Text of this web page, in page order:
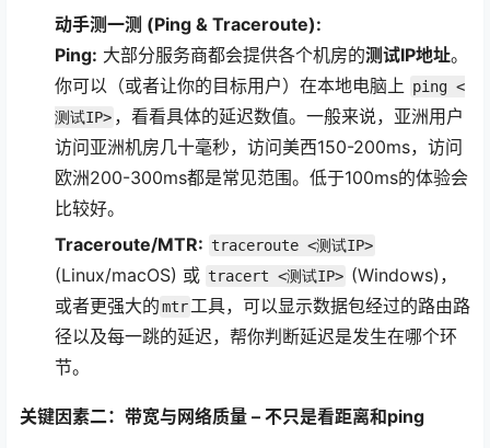
动手测一测 (Ping & Traceroute):
Ping: 大部分服务商都会提供各个机房的测试IP地址。
你可以（或者让你的目标用户）在本地电脑上
ping <
测试IP> ，看看具体的延迟数值。一般来说，亚洲用户
访问亚洲机房几十毫秒，访问美西150-200ms，访问
欧洲200-300ms都是常见范围。低于100ms的体验会
比较好。
Traceroute/MTR: traceroute <测试IP>
(Linux/macOS) 或 tracert <测试IP> (Windows)，
或者更强大的mtr工具，可以显示数据包经过的路由路
径以及每一跳的延迟，帮你判断延迟是发生在哪个环
节。
关键因素二：带宽与网络质量 – 不只是看距离和ping